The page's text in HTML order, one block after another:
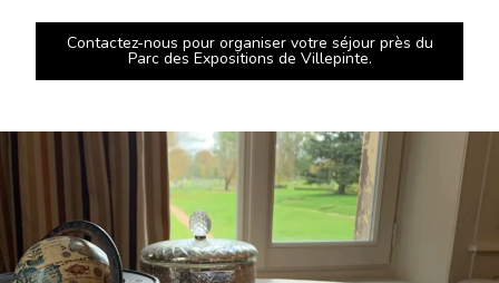
Contactez-nous pour organiser votre séjour près du
Parc des Expositions de Villepinte.